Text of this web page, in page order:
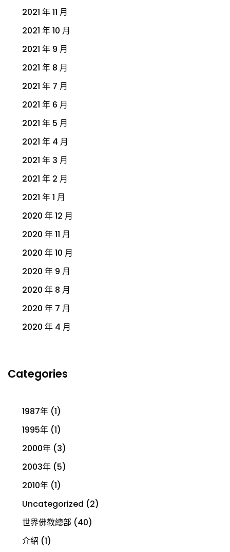
2021 年 11 月
2021 年 10 月
2021 年 9 月
2021 年 8 月
2021 年 7 月
2021 年 6 月
2021 年 5 月
2021 年 4 月
2021 年 3 月
2021 年 2 月
2021 年 1 月
2020 年 12 月
2020 年 11 月
2020 年 10 月
2020 年 9 月
2020 年 8 月
2020 年 7 月
2020 年 4 月
Categories
1987年 (1)
1995年 (1)
2000年 (3)
2003年 (5)
2010年 (1)
Uncategorized (2)
世界佛教總部 (40)
介紹 (1)